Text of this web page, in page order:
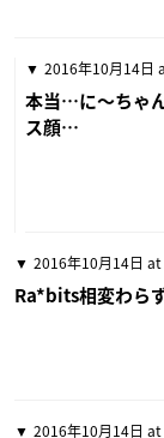
2016年10月14日
本当…に〜ちゃ
ス顔…
2016年10月14日 at
Ra*bits相変わら
2016年10月14日 at